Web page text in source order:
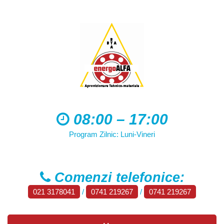
08:00 – 17:00
Program Zilnic: Luni-Vineri
Comenzi telefonice:
021 3178041 / 0741 219267 / 0741 219267